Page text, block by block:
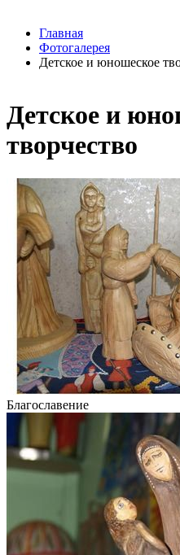
Детское и
творчество
Благославение
Главная
Фотогалерея
Детское и юношеское